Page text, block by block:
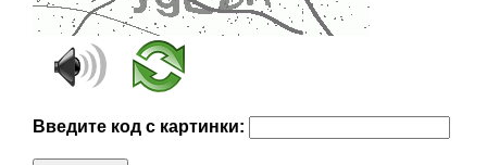
Введите код с картинки: